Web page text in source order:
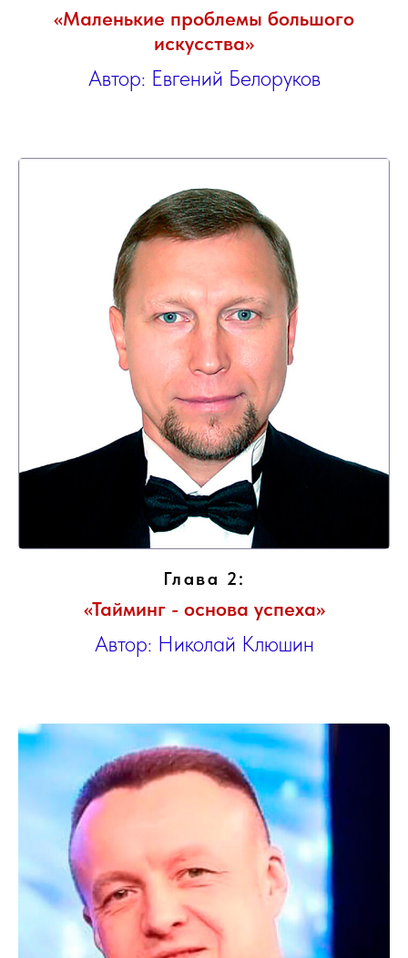
«Маленькие проблемы большого
искусства»
Автор: Евгений Белоруков
Глава 2:
«Тайминг - основа успеха»
Автор: Николай Клюшин